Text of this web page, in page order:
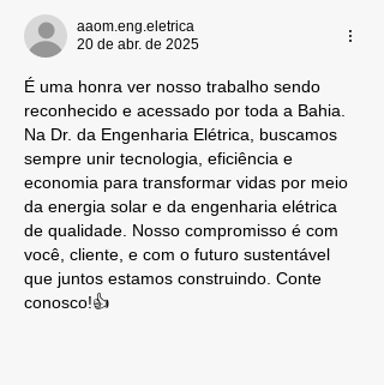
aaom.eng.eletrica
20 de abr. de 2025
É uma honra ver nosso trabalho sendo
reconhecido e acessado por toda a Bahia.
Na Dr. da Engenharia Elétrica, buscamos
sempre unir tecnologia, eficiência e
economia para transformar vidas por meio
da energia solar e da engenharia elétrica
de qualidade. Nosso compromisso é com
você, cliente, e com o futuro sustentável
que juntos estamos construindo. Conte
conosco!👍